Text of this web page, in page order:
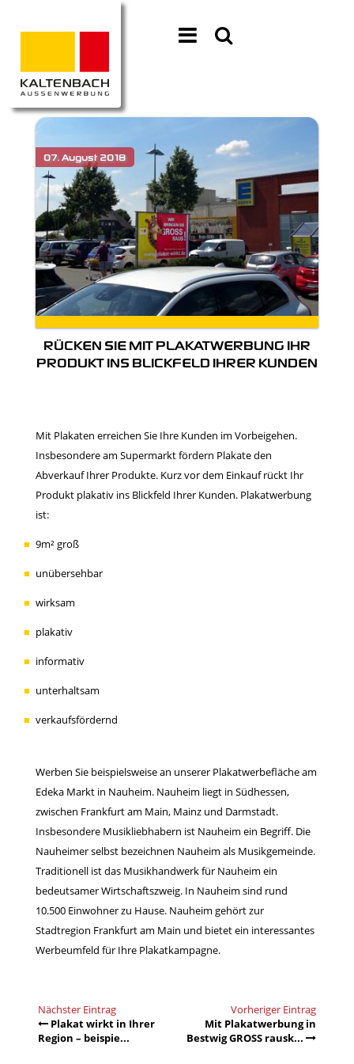
RÜCKEN SIE MIT PLAKATWERBUNG IHR
PRODUKT INS BLICKFELD IHRER KUNDEN
Mit Plakaten erreichen Sie Ihre Kunden im Vorbeigehen.
Insbesondere am Supermarkt fördern Plakate den
Abverkauf Ihrer Produkte. Kurz vor dem Einkauf rückt Ihr
Produkt plakativ ins Blickfeld Ihrer Kunden. Plakatwerbung
ist:
9m² groß
unübersehbar
wirksam
plakativ
informativ
unterhaltsam
verkaufsfördernd
Werben Sie beispielsweise an unserer Plakatwerbefläche am
Edeka Markt in Nauheim. Nauheim liegt in Südhessen,
zwischen Frankfurt am Main, Mainz und Darmstadt.
Insbesondere Musikliebhabern ist Nauheim ein Begriff. Die
Nauheimer selbst bezeichnen Nauheim als Musikgemeinde.
Traditionell ist das Musikhandwerk für Nauheim ein
bedeutsamer Wirtschaftszweig. In Nauheim sind rund
10.500 Einwohner zu Hause. Nauheim gehört zur
Stadtregion Frankfurt am Main und bietet ein interessantes
Werbeumfeld für Ihre Plakatkampagne.
Nächster Eintrag
Plakat wirkt in Ihrer
Region – beispie...
Vorheriger Eintrag
Mit Plakatwerbung in
Bestwig GROSS rausk...